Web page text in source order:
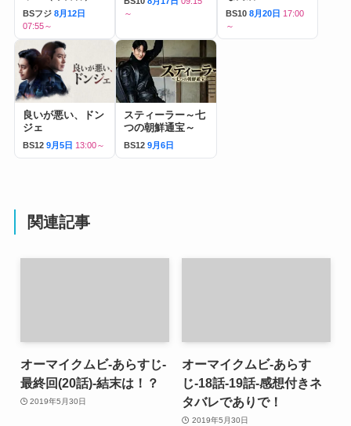
BSフジ 8月12日
07:55～
～
BS10 8月20日 17:00
～
良いが悪い、ドン
ジェ
BS12 9月5日 13:00～
スティーラー～七
つの朝鮮通宝～
BS12 9月6日
関連記事
オーマイクムビ-あらすじ-
最終回(20話)-結末は！？
2019年5月30日
オーマイクムビ-あらす
じ-18話-19話-感想付きネ
タバレでありで！
2019年5月30日